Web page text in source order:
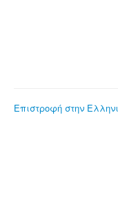
Επιστροφή στην